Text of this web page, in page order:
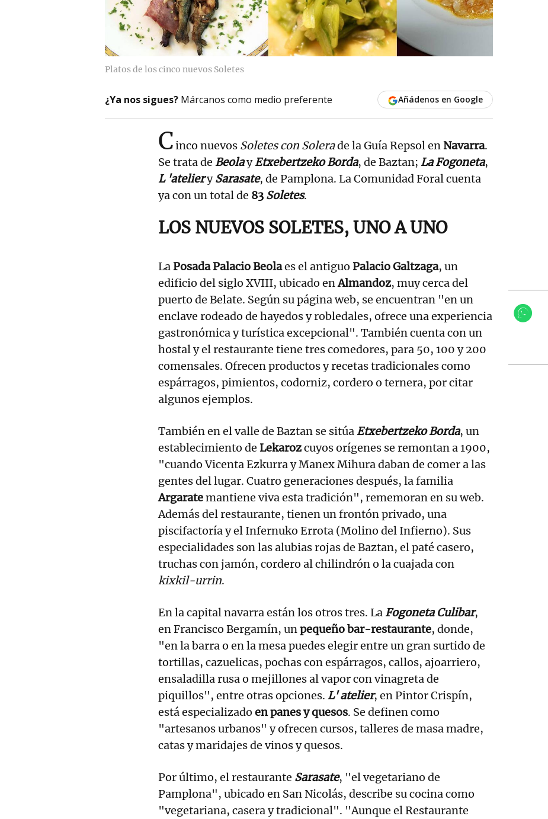
Platos de los cinco nuevos Soletes
¿Ya nos sigues? Márcanos como medio preferente Añádenos en Google
Cinco nuevos Soletes con Solerade la Guía Repsol en Navarra.
Se trata de BeolayEtxebertzeko Borda, de Baztan; La Fogoneta,
L 'atelierySarasate, de Pamplona. La Comunidad Foral cuenta
ya con un total de 83 Soletes.
LOS NUEVOS SOLETES, UNO A UNO
LaPosada Palacio Beolaes el antiguo Palacio Galtzaga, un
edificio del siglo XVIII, ubicado enAlmandoz, muy cerca del
puerto de Belate. Según su página web, se encuentran "en un
enclave rodeado de hayedos y robledales, ofrece una experiencia
gastronómica y turística excepcional". También cuenta con un
hostal y el restaurante tiene tres comedores, para 50, 100 y 200
comensales. Ofrecen productos y recetas tradicionales como
espárragos, pimientos, codorniz, cordero o ternera, por citar
algunos ejemplos.
También en el valle de Baztan se sitúaEtxebertzeko Borda, un
establecimiento de Lekarozcuyos orígenes se remontan a 1900,
"cuando Vicenta Ezkurra y Manex Mihura daban de comer a las
gentes del lugar. Cuatro generaciones después, la familia
Argaratemantiene viva esta tradición", rememoran en su web.
Además del restaurante, tienen un frontón privado, una
piscifactoría y el Infernuko Errota (Molino del Infierno). Sus
especialidades son las alubias rojas de Baztan, el paté casero,
truchas con jamón, cordero al chilindrón o la cuajada con
kixkil-urrin.
En la capital navarra están los otros tres. LaFogoneta Culibar,
en Francisco Bergamín, unpequeño bar-restaurante, donde,
"en la barra o en la mesa puedes elegir entre un gran surtido de
tortillas, cazuelicas, pochas con espárragos, callos, ajoarriero,
ensaladilla rusa o mejillones al vapor con vinagreta de
piquillos", entre otras opciones. L' atelier, en Pintor Crispín,
está especializado en panes y quesos. Se definen como
"artesanos urbanos" y ofrecen cursos, talleres de masa madre,
catas y maridajes de vinos y quesos.
Por último, el restaurante Sarasate, "el vegetariano de
Pamplona", ubicado en San Nicolás, describe su cocina como
"vegetariana, casera y tradicional". "Aunque el Restaurante